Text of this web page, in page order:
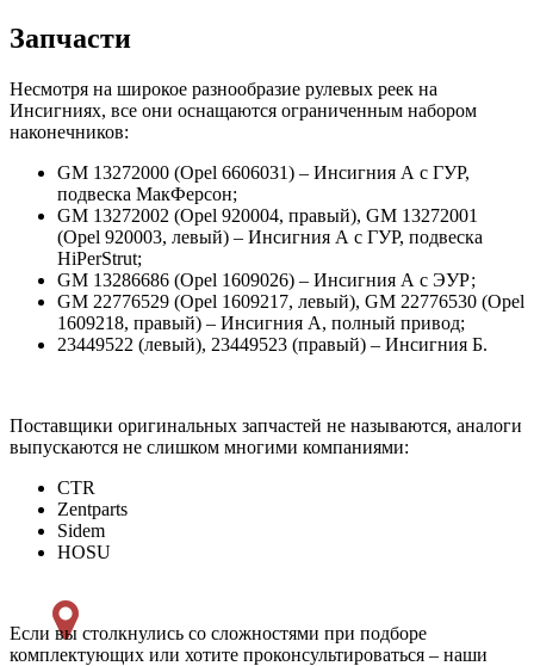
Запчасти
Несмотря на широкое разнообразие рулевых реек на
Инсигниях, все они оснащаются ограниченным набором
наконечников:
GM 13272000 (Opel 6606031) – Инсигния А с ГУР,
подвеска МакФерсон;
GM 13272002 (Opel 920004, правый), GM 13272001
(Opel 920003, левый) – Инсигния А с ГУР, подвеска
HiPerStrut;
GM 13286686 (Opel 1609026) – Инсигния А с ЭУР;
GM 22776529 (Opel 1609217, левый), GM 22776530 (Opel
1609218, правый) – Инсигния А, полный привод;
23449522 (левый), 23449523 (правый) – Инсигния Б.
Поставщики оригинальных запчастей не называются, аналоги
выпускаются не слишком многими компаниями:
CTR
Zentparts
Sidem
HOSU
Если вы столкнулись со сложностями при подборе
комплектующих или хотите проконсультироваться – наши